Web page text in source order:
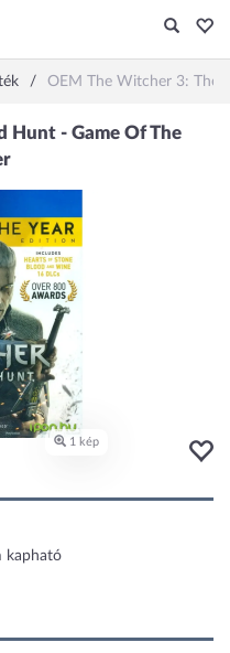
OEM The Witcher 3: The
kapható